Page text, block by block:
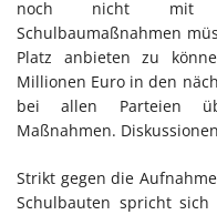
noch nicht mit
Schulbaumaßnahmen
Platz anbieten zu
Millionen Euro in den
bei allen Parteien
Maßnahmen.
Strikt gegen die
Schulbauten spricht sich